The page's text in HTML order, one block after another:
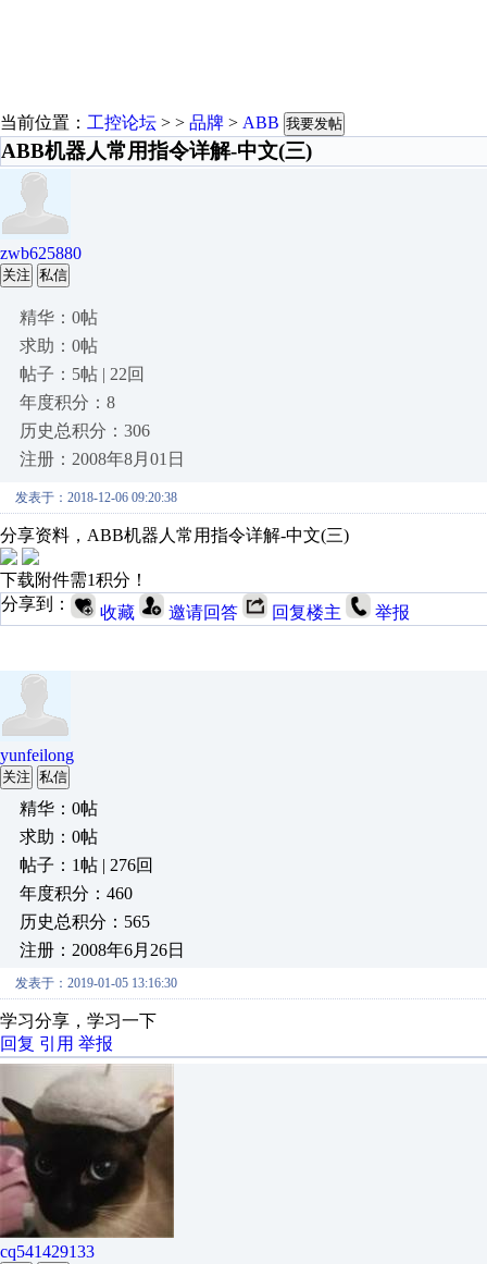
当前位置： 工控论坛 > > 品牌 > ABB 我要发帖
ABB机器人常用指令详解-中文(三)
zwb625880
关注 私信
精华：0帖
求助：0帖
帖子：5帖 | 22回
年度积分：8
历史总积分：306
注册：2008年8月01日
发表于：2018-12-06 09:20:38
分享资料，ABB机器人常用指令详解-中文(三)
下载附件需1积分！
分享到：
收藏 邀请回答 回复楼主 举报
yunfeilong
关注 私信
精华：0帖
求助：0帖
帖子：1帖 | 276回
年度积分：460
历史总积分：565
注册：2008年6月26日
发表于：2019-01-05 13:16:30
学习分享，学习一下
回复 引用 举报
cq541429133